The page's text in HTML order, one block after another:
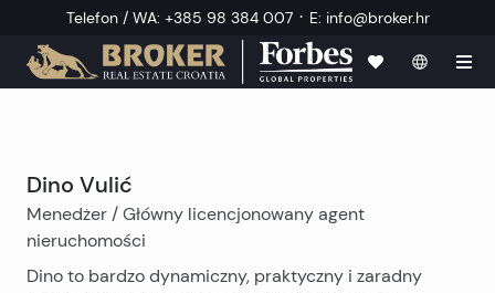
Telefon / WA: +385 98 384 007 · E: info@broker.hr
Dino Vulić
Menedżer / Główny licencjonowany agent
nieruchomości
Dino to bardzo dynamiczny, praktyczny i zaradny